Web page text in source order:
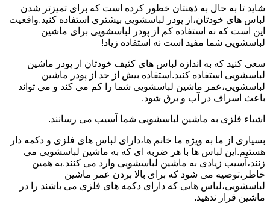
شاید تا به حال به ذهنتان خطور کرده است که برای تمیزتر شدن
لباس های خودتان،از پودر لباسشویی بیشتری استفاده کنید.واقعیت
این است که نه استفاده کم از پودر لباسشویی برای ماشین
لباسشویی شما مفید است نه استفاده زیاد!
سعی کنید که به اندازه لباس های کثیف خودتان از پودر ماشین
لباسشویی استفاده کنید.استفاده بیش از حد از پودر ماشین
لباسشویی،عمر ماشین لباسشویی شما را کم می کند و می تواند
باعث اسراف در آب و برق شود.
اشیاء فلزی به ماشین لباسشویی شما آسیب می رسانند.
بسیاری از ما به ویژه ما خانم ها،دارای لباس های فلزی و دکمه دار
هستیم.این لباس ها با هر ضربه ای که به ماشین لباسشویی می
زنند،آسیب زیادی به ماشین لباسشویی وارد می کنند.به همین
خاطر،توصیه می شود که برای بالا بردن عمر ماشین
لباسشویی،لباس هایی که دارای دکمه های فلزی می باشند را در
ماشین قرار ندهید.